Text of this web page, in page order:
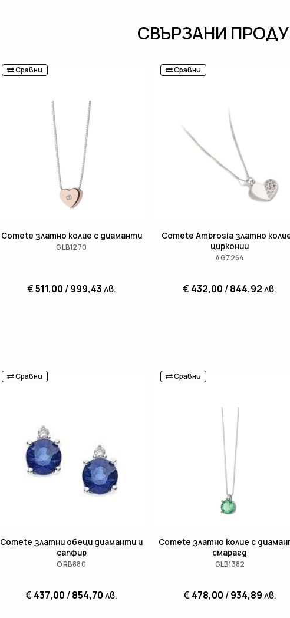
СВЪРЗАНИ
Сравни
Comete златно колие с диаманти
GLB1270
€511,00 /999,43лв.
Сравни
Comete Ambrosia златно
цирконии
AGZ264
€ 432,00 /844,92лв.
Сравни
Comete златни обеци диаманти и
сапфир
ORB880
€ 437,00 /854,70лв.
Сравни
Comete златно колие с
смарагд
GLB1382
€ 478,00 /934,89лв.